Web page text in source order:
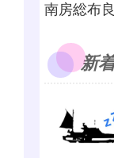
南房総布
新